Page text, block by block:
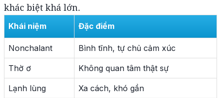
khác biệt khá lớn.
Khái niệm Đặc điểm
Nonchalant Bình tĩnh, tự chủ cảm xúc
Thờ ơ Không quan tâm thật sự
Lạnh lùng Xa cách, khó gần